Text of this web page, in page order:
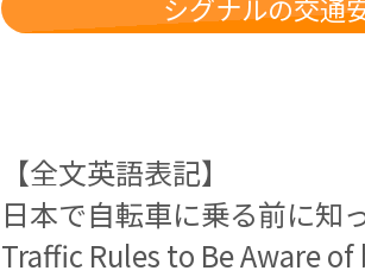
シグナルの交通
【全文英語表記】
日本で自転車に乗る前に知
Traffic Rules to Be Aware